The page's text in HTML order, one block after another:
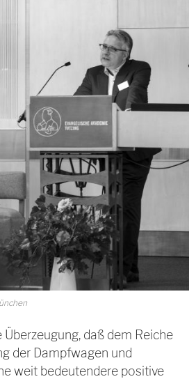
Überzeugung, daß dem Reiche
der Dampfwagen und
weit bedeutendere positive